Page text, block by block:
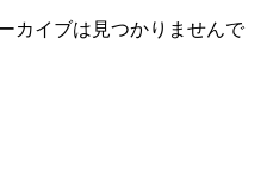
カイブは見つかりませんで